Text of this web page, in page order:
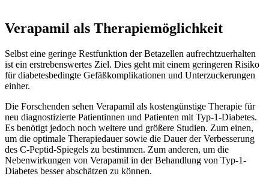
Verapamil als Therapiemöglichkeit
Selbst eine geringe Restfunktion der Betazellen aufrechtzuerhalten
ist ein erstrebenswertes Ziel. Dies geht mit einem geringeren Risiko
für diabetesbedingte Gefäßkomplikationen und Unterzuckerungen
einher.
Die Forschenden sehen Verapamil als kostengünstige Therapie für
neu diagnostizierte Patientinnen und Patienten mit Typ-1-Diabetes.
Es benötigt jedoch noch weitere und größere Studien. Zum einen,
um die optimale Therapiedauer sowie die Dauer der Verbesserung
des C-Peptid-Spiegels zu bestimmen. Zum anderen, um die
Nebenwirkungen von Verapamil in der Behandlung von Typ-1-
Diabetes besser abschätzen zu können.